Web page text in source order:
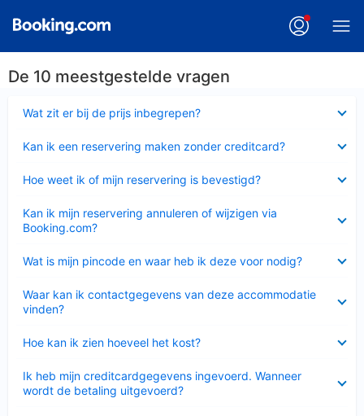
De 10 meestgestelde vragen
Wat zit er bij de prijs inbegrepen?
Kan ik een reservering maken zonder creditcard?
Hoe weet ik of mijn reservering is bevestigd?
Kan ik mijn reservering annuleren of wijzigen via
Booking.com?
Wat is mijn pincode en waar heb ik deze voor nodig?
Waar kan ik contactgegevens van deze accommodatie
vinden?
Hoe kan ik zien hoeveel het kost?
Ik heb mijn creditcardgegevens ingevoerd. Wanneer
wordt de betaling uitgevoerd?